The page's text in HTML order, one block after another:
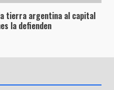
tierra argentina al capital
la defienden